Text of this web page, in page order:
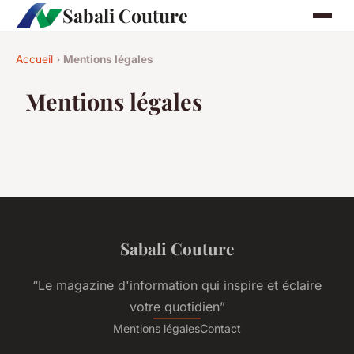
Sabali Couture
Accueil › Mentions légales
Mentions légales
Sabali Couture
“Le magazine d'information qui inspire et éclaire
votre quotidien”
Mentions légalesContact